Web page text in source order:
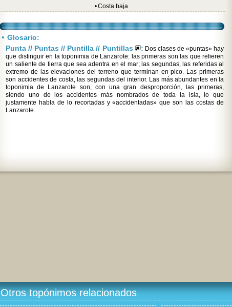
•Costa baja
• Glosario:
Punta // Puntas // Puntilla // Puntillas
: Dos clases de «puntas» hay
que distinguir en la toponimia de Lanzarote: las primeras son las que refieren
un saliente de tierra que sea adentra en el mar; las segundas, las referidas al
extremo de las elevaciones del terreno que terminan en pico. Las primeras
son accidentes de costa, las segundas del interior. Las más abundantes en la
toponimia de Lanzarote son, con una gran desproporción, las primeras,
siendo uno de los accidentes más nombrados de toda la isla, lo que
justamente habla de lo recortadas y «accidentadas» que son las costas de
Lanzarote.
Otros topónimos relacionados